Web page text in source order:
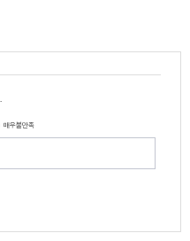
매우불만족